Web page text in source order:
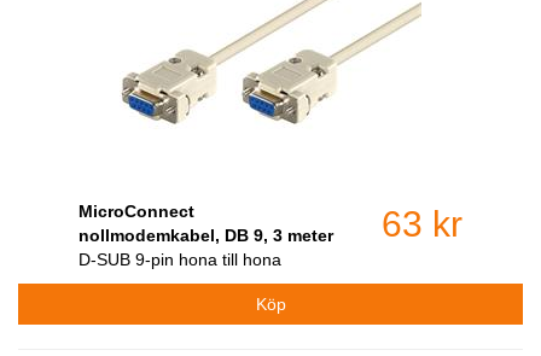
MicroConnect
nollmodemkabel, DB 9, 3 meter
D-SUB 9-pin hona till hona
63 kr